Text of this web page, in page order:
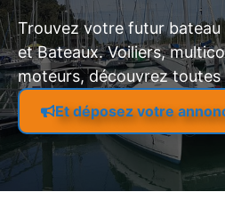
Trouvez votre futur bateau
et Bateaux. Voiliers,
moteurs, découvrez
Et déposez votre